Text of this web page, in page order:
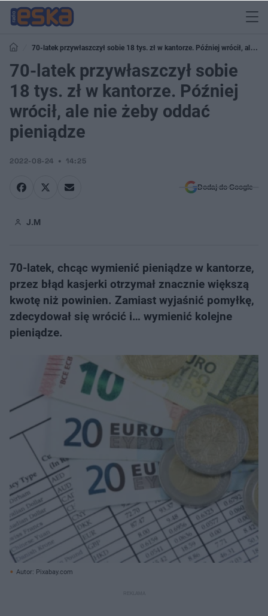
70-latek przywłaszczył sobie 18 tys. zł w kantorze. Później wrócił, ale nie
żeby oddać pieniądze
70-latek przywłaszczył sobie
18 tys. zł w kantorze. Później
wrócił, ale nie żeby oddać
pieniądze
2022-08-24 14:25
Dodaj do Google
J.M
70-latek, chcąc wymienić pieniądze w kantorze,
przez błąd kasjerki otrzymał znacznie większą
kwotę niż powinien. Zamiast wyjaśnić pomyłkę,
zdecydował się wrócić i… wymienić kolejne
pieniądze.
Autor: Pixabay.com